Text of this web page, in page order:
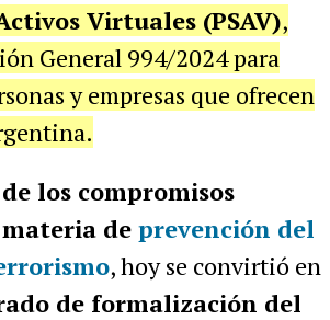
Virtuales (PSAV),
General 994/2024 para
y empresas que ofrecen
los compromisos
de prevención del
, hoy se convirtió en
de formalización del